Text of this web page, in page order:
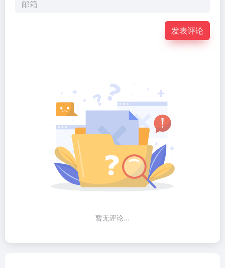
发表评论
暂无评论...